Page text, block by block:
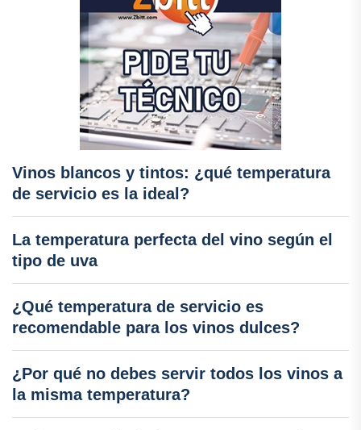
Vinos blancos y tintos: ¿qué temperatura
de servicio es la ideal?
La temperatura perfecta del vino según el
tipo de uva
¿Qué temperatura de servicio es
recomendable para los vinos dulces?
¿Por qué no debes servir todos los vinos a
la misma temperatura?